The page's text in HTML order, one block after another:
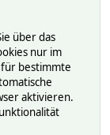
über das
nur im
für bestimmte
aktivieren.